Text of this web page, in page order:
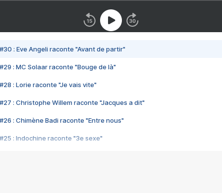
#30 : Eve Angeli raconte "Avant de partir"
#29 : MC Solaar raconte "Bouge de là"
#28 : Lorie raconte "Je vais vite"
#27 : Christophe Willem raconte "Jacques a dit"
#26 : Chimène Badi raconte "Entre nous"
#25 : Indochine raconte "3e sexe"